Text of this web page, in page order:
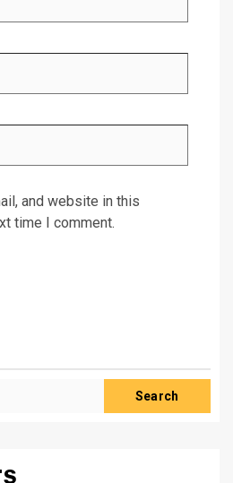
and website in this
time I comment.
Search